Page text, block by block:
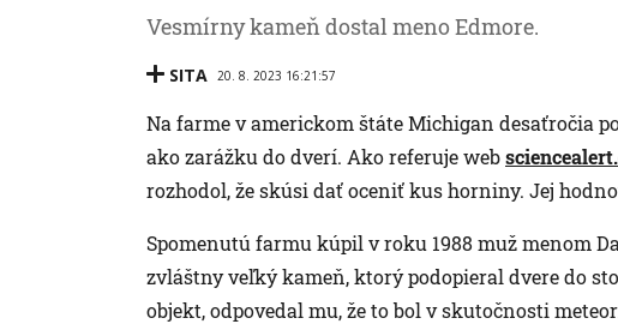
Vesmírny kameň dostal meno Edmore.
SITA 20. 8. 2023 16:21:57
Na farme v americkom štáte Michigan desaťročia
ako zarážku do dverí. Ako referuje web
rozhodol, že skúsi dať oceniť kus horniny. Jej
Spomenutú farmu kúpil v roku 1988 muž menom
zvláštny veľký kameň, ktorý podopieral dvere do
objekt, odpovedal mu, že to bol v skutočnosti